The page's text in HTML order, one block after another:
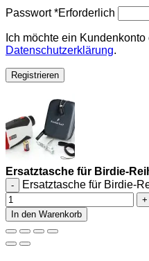
Passwort*Erforderlich
Ich möchte ein
Datenschutzerklärung.
Registrieren
Ersatztasche für Birdie-
Ersatztasche für Birdie-
In den Warenkorb